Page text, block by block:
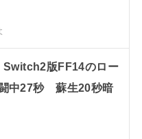
Switch2版FF14のロー
中27秒 蘇生20秒暗